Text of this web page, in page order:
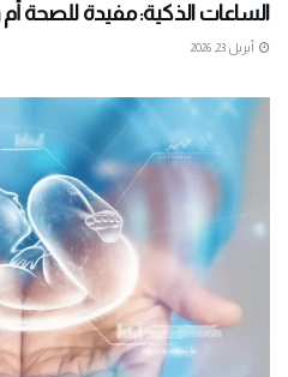
الساعات الذكية: مفيدة للصحة
أبريل 23, 2026